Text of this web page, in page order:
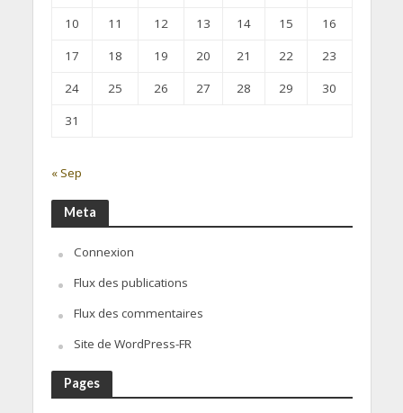
10
11 12 13 14 15
16
17
18 19 20 21 22
23
24
25 26 27 28 29
30
31
« Sep
Meta
Connexion
Flux des publications
Flux des commentaires
Site de WordPress-FR
Pages